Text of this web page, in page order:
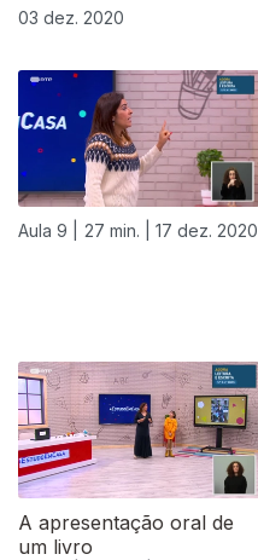
03 dez. 2020
Aula 9 | 27 min. | 17 dez. 2020
A apresentação oral de
um livro
519231